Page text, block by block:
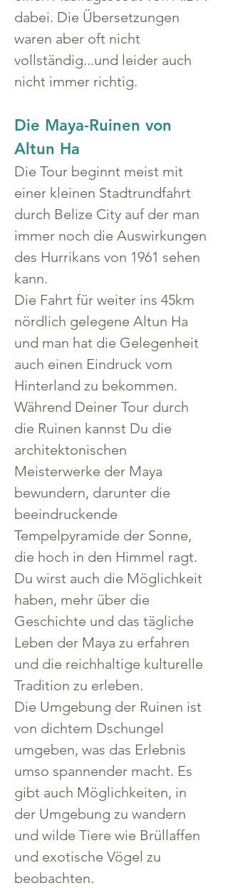
dabei. Die Übersetzungen
waren aber oft nicht
vollständig...und leider auch
nicht immer richtig.
Die Maya-Ruinen von
Altun Ha
Die Tour beginnt meist mit
einer kleinen Stadtrundfahrt
durch Belize City auf der man
immer noch die Auswirkungen
des Hurrikans von 1961 sehen
kann.
Die Fahrt für weiter ins 45km
nördlich gelegene Altun Ha
und man hat die Gelegenheit
auch einen Eindruck vom
Hinterland zu bekommen.
Während Deiner Tour durch
die Ruinen kannst Du die
architektonischen
Meisterwerke der Maya
bewundern, darunter die
beeindruckende
Tempelpyramide der Sonne,
die hoch in den Himmel ragt.
Du wirst auch die Möglichkeit
haben, mehr über die
Geschichte und das tägliche
Leben der Maya zu erfahren
und die reichhaltige kulturelle
Tradition zu erleben.
Die Umgebung der Ruinen ist
von dichtem Dschungel
umgeben, was das Erlebnis
umso spannender macht. Es
gibt auch Möglichkeiten, in
der Umgebung zu wandern
und wilde Tiere wie Brüllaffen
und exotische Vögel zu
beobachten.